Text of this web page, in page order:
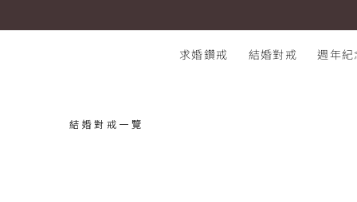
I-PRIMO：結婚鑽石戒指專賣店
求婚鑽戒 結婚對戒 週年紀
結婚對戒一覽